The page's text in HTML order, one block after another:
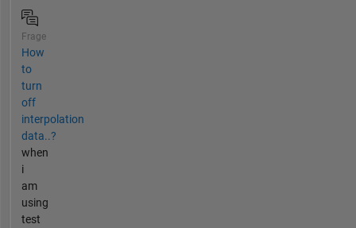
Frage
How
to
turn
off
interpolation
data..?
when
i
am
using
test